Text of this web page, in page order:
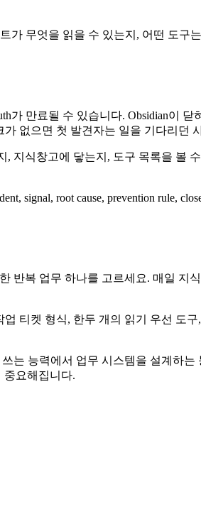
가 무엇을 읽을 수 있는지, 어떤 도구
만료될 수 있습니다. Obsidian이 닫
없으면 첫 발견자는 일을 기다리던
지식창고에 닿는지, 도구 목록을 볼
signal, root cause, prevention rule,
복 업무 하나를 고르세요. 매일 지식
티켓 형식, 한두 개의 읽기 우선 도
는 능력에서 업무 시스템을 설계하
중요해집니다.